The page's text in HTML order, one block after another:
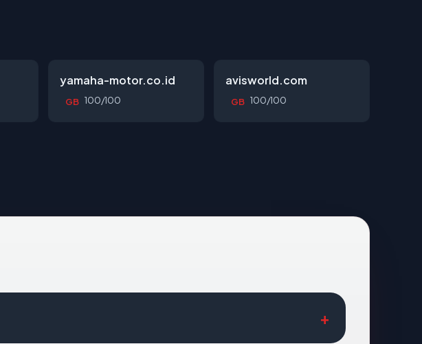
yamaha-motor.co.id
GB 100/100
avisworld.com
GB 100/100